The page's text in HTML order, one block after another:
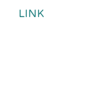
LINK